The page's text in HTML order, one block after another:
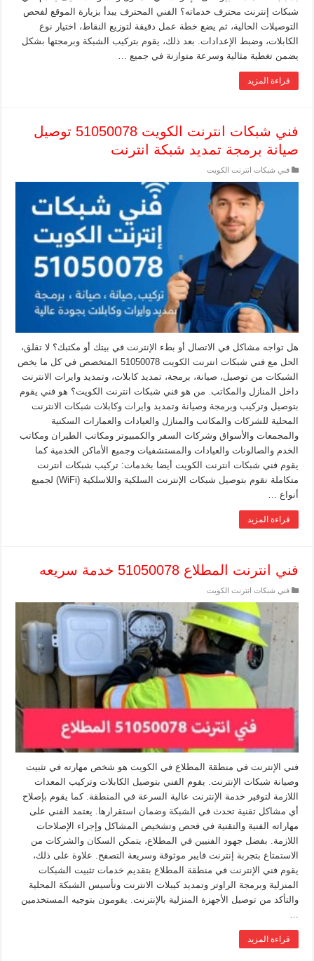
شبكات إنترنت محترف خدماته؟ الفني المحترف يبدأ بزيارة الموقع لفحص
التوصيلات الحالية، ثم يضع خطة عمل دقيقة لتوزيع النقاط، اختيار نوع
الكابلات، وضبط الإعدادات. بعد ذلك، يقوم بتركيب الشبكة وبرمجتها بشكل
يضمن تغطية مثالية وسرعة متوازنة في جميع …
قراءة المزيد
فني شبكات انترنت الكويت 51050078 توصيل
صيانة برمجة تمديد شبكة انترنت
فني شبكات انترنت الكويت
هل تواجه مشاكل في الاتصال أو بطء الإنترنت في بيتك أو مكتبك؟ لا تقلق،
الحل مع فني شبكات انترنت الكويت 51050078 المتخصص في كل ما يخص
الشبكات من توصيل، صيانة، برمجة، تمديد كابلات، وتمديد وايرات الانترنت
داخل المنازل والمكاتب. من هو فني شبكات انترنت الكويت؟ هو فني يقوم
بتوصيل وتركيب وبرمجة وصيانة وتمديد وايرات وكابلات شبكات الانترنت
المحلية للشركات والمكاتب والمنازل والعيادات والعمارات السكنية
والمجمعات والأسواق وشركات السفر والكمبيوتر ومكاتب الطيران ومكاتب
الخدم والصالونات والعيادات والمستشفيات وجميع الأماكن الخدمية كما
يقوم فني شبكات انترنت الكويت أيضا بخدمات: تركيب شبكات انترنت
متكاملة نقوم بتوصيل شبكات الإنترنت السلكية واللاسلكية (WiFi) لجميع
أنواع …
قراءة المزيد
فني انترنت المطلاع 51050078 خدمة سريعه
فني شبكات انترنت الكويت
فني الإنترنت في منطقة المطلاع في الكويت هو شخص مهارته في تثبيت
وصيانة شبكات الإنترنت. يقوم الفني بتوصيل الكابلات وتركيب المعدات
اللازمة لتوفير خدمة الإنترنت عالية السرعة في المنطقة. كما يقوم بإصلاح
أي مشاكل تقنية تحدث في الشبكة وضمان استقرارها. يعتمد الفني على
مهاراته الفنية والتقنية في فحص وتشخيص المشاكل وإجراء الإصلاحات
اللازمة. بفضل جهود الفنيين في المطلاع، يتمكن السكان والشركات من
الاستمتاع بتجربة إنترنت فايبر موثوقة وسريعة التصفح. علاوة على ذلك،
يقوم فني الإنترنت في منطقة المطلاع بتقديم خدمات تثبيت الشبكات
المنزلية وبرمجة الراوتر وتمديد كيبلات الانترنت وتأسيس الشبكة المحلية
والتأكد من توصيل الأجهزة المنزلية بالإنترنت. يقومون بتوجيه المستخدمين
…
قراءة المزيد